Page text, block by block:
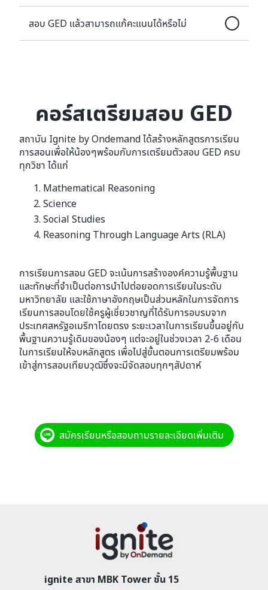
สอบ GED แล้วสามารถแก้คะแนนได้หรือไม่
คอร์สเตรียมสอบ GED
สถาบัน Ignite by Ondemand ได้สร้างหลักสูตรการเรียน
การสอนเพื่อให้น้องๆพร้อมกับการเตรียมตัวสอบ GED ครบ
ทุกวิชา ได้แก่
Mathematical Reasoning
Science
Social Studies
Reasoning Through Language Arts (RLA)
การเรียนการสอน GED จะเน้นการสร้างองค์ความรู้พื้นฐาน
และทักษะที่จำเป็นต่อการนำไปต่อยอดการเรียนในระดับ
มหาวิทยาลัย และใช้ภาษาอังกฤษเป็นส่วนหลักในการจัดการ
เรียนการสอนโดยใช้ครูผู้เชี่ยวชาญที่ได้รับการอบรมจาก
ประเทศสหรัฐอเมริกาโดยตรง ระยะเวลาในการเรียนขึ้นอยู่กับ
พื้นฐานความรู้เดิมของน้องๆ แต่จะอยู่ในช่วงเวลา 2-6 เดือน
ในการเรียนให้จบหลักสูตร เพื่อไปสู่ขั้นตอนการเตรียมพร้อม
เข้าสู่การสอบเทียบวุฒิซึ่งจะมีจัดสอบทุกๆสัปดาห์
สมัครเรียนหรือสอบถามรายละเอียดเพิ่มเติม
ignite สาขา MBK Tower ชั้น 15